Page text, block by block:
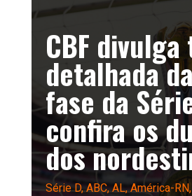
CBF
detalhada
fase da
confira os
dos
Série D,ABC,AL,América-RN,